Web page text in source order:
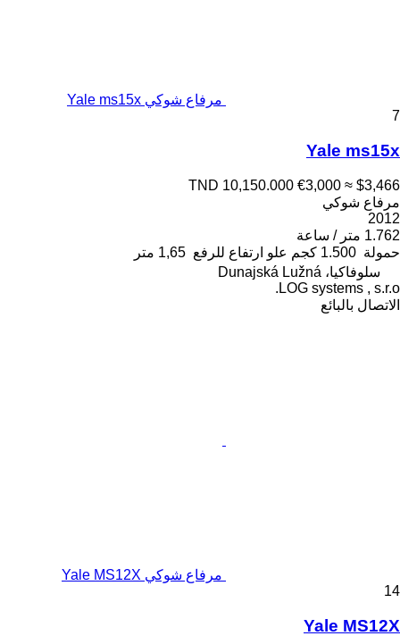
مرفاع شوكي Yale ms15x
7
Yale ms15x
TND 10,150.000 €3,000 ≈ $3,466
مرفاع شوكي
2012
1.762 متر / ساعة
حمولة 1.500 كجم علو ارتفاع للرفع 1,65 متر
سلوفاكيا، Dunajská Lužná
LOG systems , s.r.o.
الاتصال بالبائع
مرفاع شوكي Yale MS12X
14
Yale MS12X